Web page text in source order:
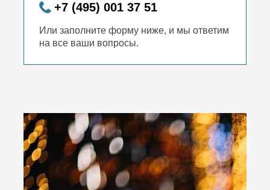
+7 (495) 001 37 51
Или заполните форму ниже, и мы ответим
на все ваши вопросы.